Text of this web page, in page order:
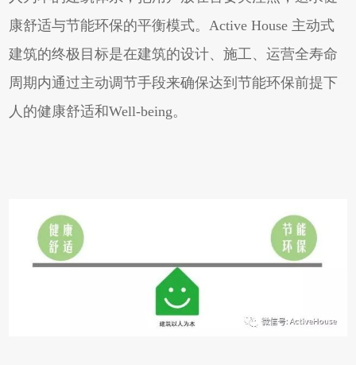
康舒适与节能环保的平衡模式。Active House 主动式
建筑的终极目标是在建筑的设计、施工、运营全寿命
周期内通过主动调节手段来确保达到节能环保前提下
人的健康舒适和Well-being。